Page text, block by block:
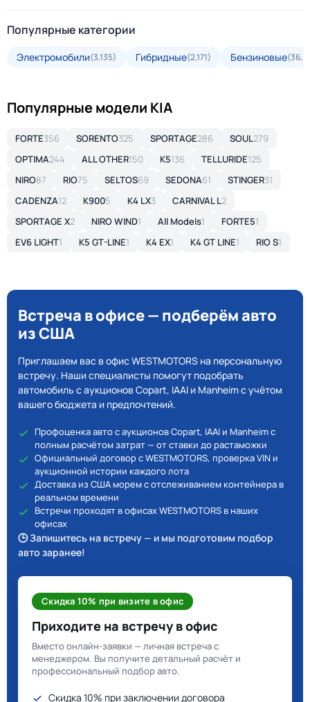
Популярные категории
Электромобили(3,135) Гибридные(2,171) Бензиновые
Популярные модели KIA
FORTE356 SORENTO325 SPORTAGE286 SOUL279
OPTIMA244 ALL OTHER150 K5136 TELLURIDE125
NIRO87 RIO75 SELTOS69 SEDONA61 STINGER31
CADENZA12 K9005 K4 LX3 CARNIVAL L2
SPORTAGE X2 NIRO WIND1 All Models1 FORTE51
EV6 LIGHT1 K5 GT-LINE1 K4 EX1 K4 GT LINE1 RIO S1
Встреча в офисе — подберём авто
из США
Приглашаем вас в офис WESTMOTORS на персональную
встречу. Наши специалисты помогут подобрать
автомобиль с аукционов Copart, IAAI и Manheim с учётом
вашего бюджета и предпочтений.
Профоценка авто с аукционов Copart, IAAI и Manheim с
полным расчётом затрат — от ставки до растаможки
Официальный договор с WESTMOTORS, проверка VIN и
аукционной истории каждого лота
Доставка из США морем с отслеживанием контейнера в
реальном времени
Встречи проходят в офисах WESTMOTORS в наших
офисах
🕒 Запишитесь на встречу — и мы подготовим подбор
авто заранее!
Скидка 10% при визите в офис
Приходите на встречу в офис
Вместо онлайн-заявки — личная встреча с
менеджером. Вы получите детальный расчёт и
профессиональный подбор авто.
Скидка 10% при заключении договора